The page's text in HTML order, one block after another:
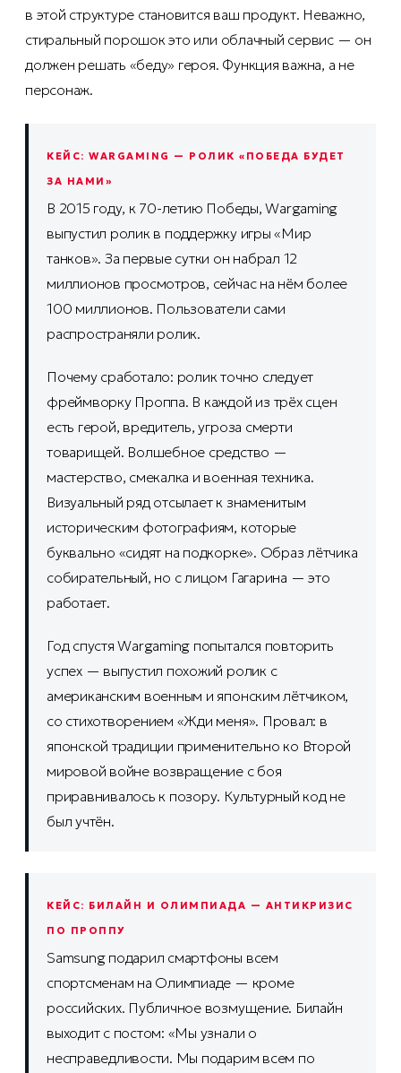
в этой структуре становится ваш продукт. Неважно,
стиральный порошок это или облачный сервис — он
должен решать «беду» героя. Функция важна, а не
персонаж.
КЕЙС: WARGAMING — РОЛИК «ПОБЕДА БУДЕТ
ЗА НАМИ»
В 2015 году, к 70-летию Победы, Wargaming
выпустил ролик в поддержку игры «Мир
танков». За первые сутки он набрал 12
миллионов просмотров, сейчас на нём более
100 миллионов. Пользователи сами
распространяли ролик.
Почему сработало: ролик точно следует
фреймворку Проппа. В каждой из трёх сцен
есть герой, вредитель, угроза смерти
товарищей. Волшебное средство —
мастерство, смекалка и военная техника.
Визуальный ряд отсылает к знаменитым
историческим фотографиям, которые
буквально «сидят на подкорке». Образ лётчика
собирательный, но с лицом Гагарина — это
работает.
Год спустя Wargaming попытался повторить
успех — выпустил похожий ролик с
американским военным и японским лётчиком,
со стихотворением «Жди меня». Провал: в
японской традиции применительно ко Второй
мировой войне возвращение с боя
приравнивалось к позору. Культурный код не
был учтён.
КЕЙС: БИЛАЙН И ОЛИМПИАДА — АНТИКРИЗИС
ПО ПРОППУ
Samsung подарил смартфоны всем
спортсменам на Олимпиаде — кроме
российских. Публичное возмущение. Билайн
выходит с постом: «Мы узнали о
несправедливости. Мы подарим всем по